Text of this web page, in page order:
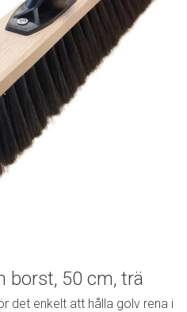
borst, 50 cm, trä
det enkelt att hålla golv rena i